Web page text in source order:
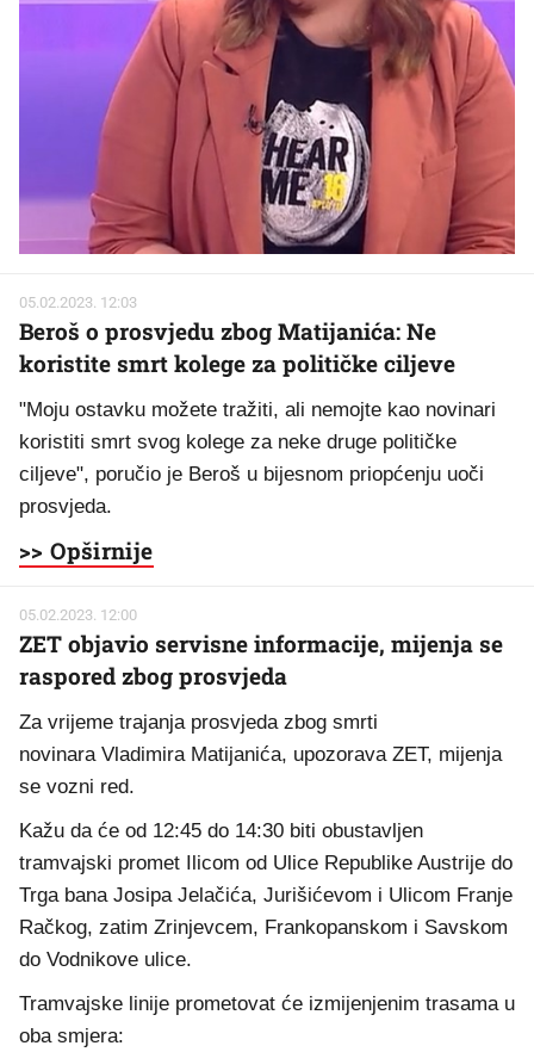
05.02.2023. 12:03
Beroš o prosvjedu zbog Matijanića: Ne
koristite smrt kolege za političke ciljeve
"Moju ostavku možete tražiti, ali nemojte kao novinari
koristiti smrt svog kolege za neke druge političke
ciljeve", poručio je Beroš u bijesnom priopćenju uoči
prosvjeda.
>> Opširnije
05.02.2023. 12:00
ZET objavio servisne informacije, mijenja se
raspored zbog prosvjeda
Za vrijeme trajanja prosvjeda zbog smrti
novinara Vladimira Matijanića, upozorava ZET, mijenja
se vozni red.
Kažu da će od 12:45 do 14:30 biti obustavljen
tramvajski promet Ilicom od Ulice Republike Austrije do
Trga bana Josipa Jelačića, Jurišićevom i Ulicom Franje
Račkog, zatim Zrinjevcem, Frankopanskom i Savskom
do Vodnikove ulice.
Tramvajske linije prometovat će izmijenjenim trasama u
oba smjera: